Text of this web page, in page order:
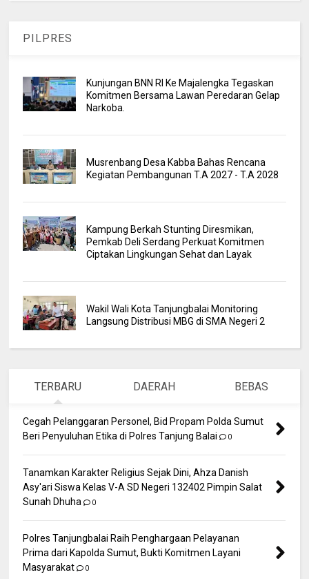
PILPRES
Kunjungan BNN RI Ke Majalengka Tegaskan
Komitmen Bersama Lawan Peredaran Gelap
Narkoba.
Musrenbang Desa Kabba Bahas Rencana
Kegiatan Pembangunan T.A 2027 - T.A 2028
Kampung Berkah Stunting Diresmikan,
Pemkab Deli Serdang Perkuat Komitmen
Ciptakan Lingkungan Sehat dan Layak
Wakil Wali Kota Tanjungbalai Monitoring
Langsung Distribusi MBG di SMA Negeri 2
TERBARU DAERAH BEBAS
Cegah Pelanggaran Personel, Bid Propam Polda Sumut
Beri Penyuluhan Etika di Polres Tanjung Balai
0
Tanamkan Karakter Religius Sejak Dini, Ahza Danish
Asy'ari Siswa Kelas V-A SD Negeri 132402 Pimpin Salat
Sunah Dhuha
0
Polres Tanjungbalai Raih Penghargaan Pelayanan
Prima dari Kapolda Sumut, Bukti Komitmen Layani
Masyarakat
0